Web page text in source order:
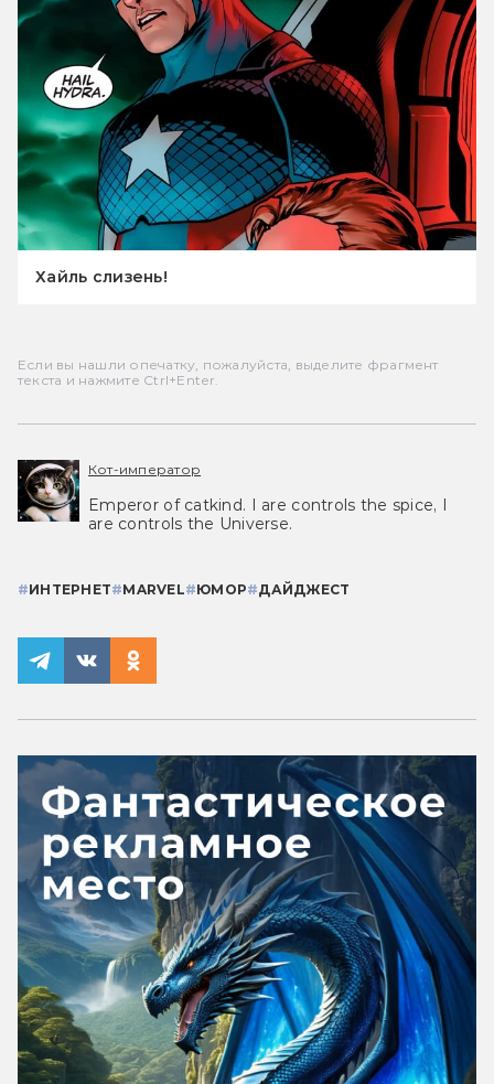
Хайль слизень!
Если вы нашли опечатку, пожалуйста, выделите фрагмент
текста и нажмите Ctrl+Enter.
Кот-император
Emperor of catkind. I are controls the spice, I
are controls the Universe.
#ИНТЕРНЕТ#MARVEL#ЮМОР#ДАЙДЖЕСТ